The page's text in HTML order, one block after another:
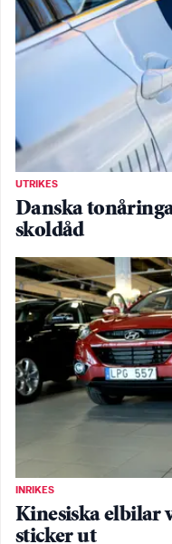
UTRIKES
Danska
skoldåd
INRIKES
Kinesiska elbilar
sticker ut